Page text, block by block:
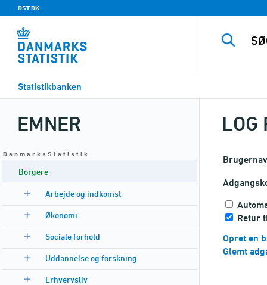
DST.DK
Statistikbanken
EMNER
D a n m a r k s S t a t i s t i k
Borgere
Arbejde og indkomst
Økonomi
Sociale forhold
Uddannelse og forskning
Erhvervsliv
LOG
Retur
Opret en
Glemt